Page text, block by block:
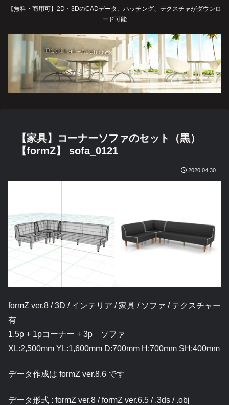
【無料・商用可】2D・3DのCADデータ、ハッチング、テクスチャがダウンロ
ード可能
【家具】コーナーソファのセット（黒）
【formZ】 sofa_0121
2020.04.30
formZ ver.8 / 3D / インテリア / 家具 / ソファ / テクスチャー
有
1.5p + 1pコーナー + 3p ソファ
XL:2,500mm YL:1,600mm D:700mm H:700mm SH:400mm
データ作成は formZ ver.8.6 です
データ形式 : formZ ver.8 / formZ ver.6.5 / .3ds / .obj